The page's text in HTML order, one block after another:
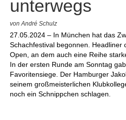
unterwegs
von André Schulz
27.05.2024 – In München hat das
Schachfestival begonnen. Headliner
Open, an dem auch eine Reihe
In der ersten Runde am Sonntag
Favoritensiege. Der Hamburger
seinem großmeisterlichen
noch ein Schnippchen schlagen.